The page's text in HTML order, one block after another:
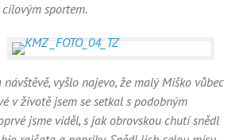
sportem.
vyšlo najevo, že malý Miško vůbec
v životě jsem se setkal s podobným
jsme viděl, s jak obrovskou chutí snědl